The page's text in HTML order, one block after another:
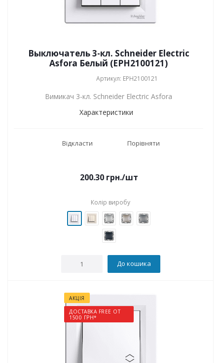
Выключатель 3-кл. Schneider Electric
Asfora Белый (EPH2100121)
Артикул: EPH2100121
Вимикач 3-кл. Schneider Electric Asfora
Характеристики
Відкласти Порівняти
200.30грн./шт
Колір виробу
До кошика
АКЦІЯ
ДОСТАВКА FREE ОТ
1500 ГРН*